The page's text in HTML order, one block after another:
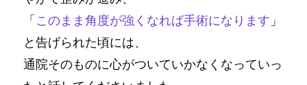
「 このまま角度が強くなれば手術になります 」
と告げられた頃には、
通院そのものに心がついていかなくなっていっ